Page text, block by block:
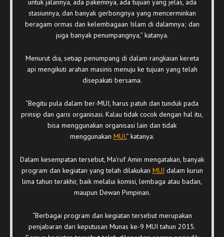
untuk jalannya, ada pakemnya, ada tujuan yang jelas, ada
stasiunnya, dan banyak gerbongnya yang mencerminkan
beragam ormas dan kelembagaan Islam di dalamnya; dan
juga banyak penumpangnya,” katanya.
Menurut dia, setiap penumpang di dalam rangkaian kereta
api mengikuti arahan masinis menuju ke tujuan yang telah
disepakati bersama.
“Begitu pula dalam ber-MUI, harus patuh dan tunduk pada
prinsip dan garis organisasi. Kalau tidak cocok dengan hal itu,
bisa menggunakan organisasi lain dan tidak
menggunakan MUI,” katanya.
Dalam kesempatan tersebut, Ma’ruf Amin mengatakan, banyak
program dan kegiatan yang telah dilakukan MUI dalam kurun
lima tahun terakhir, baik melalui komisi, lembaga atau badan,
maupun Dewan Pimpinan.
“Berbagai program dan kegiatan tersebut merupakan
penjabaran dari keputusan Munas ke-9 MUI tahun 2015.